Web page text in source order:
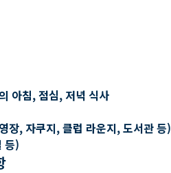
아침, 점심, 저녁 식사
장, 자쿠지, 클럽 라운지, 도서관 등)
등)